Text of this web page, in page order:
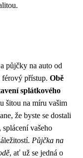
půjčky na auto od
férový přístup. Obě
splátkového
šitou na míru vašim
že byste se dostali
vašeho
Půjčka na
, ať už se jedná o